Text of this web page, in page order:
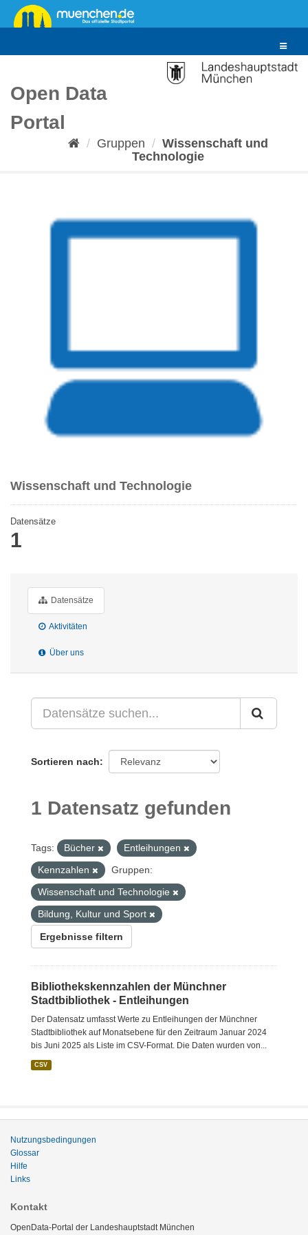
Überspringen
zum
Toggle
Open Data
Portal
Gruppen
Wissenschaft und
Technologie
Wissenschaft und Technologie
Datensätze
1
Datensätze
Aktivitäten
Über uns
Sortieren nach
1 Datensatz gefunden
Tags: Bücher
Entleihungen
Kennzahlen
Gruppen:
Wissenschaft und Technologie
Bildung, Kultur und Sport
Ergebnisse filtern
Bibliothekskennzahlen der Münchner
Stadtbibliothek - Entleihungen
Der Datensatz umfasst Werte zu Entleihungen der Münchner
Stadtbibliothek auf Monatsebene für den Zeitraum Januar 2024
bis Juni 2025 als Liste im CSV-Format. Die Daten wurden von...
CSV
Nutzungsbedingungen
Glossar
Hilfe
Links
Kontakt
OpenData-Portal der Landeshauptstadt München